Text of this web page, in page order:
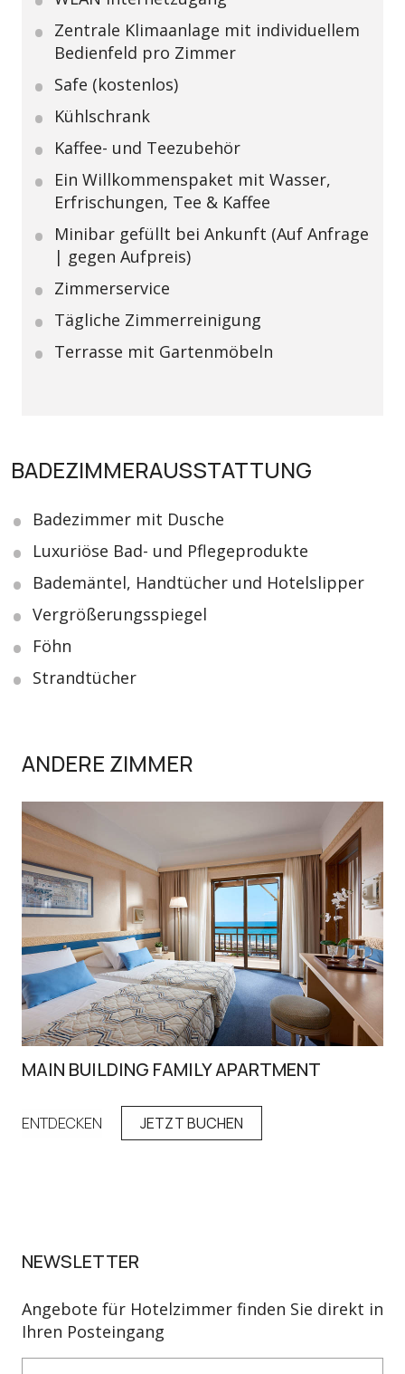
Zentrale Klimaanlage mit individuellem
Bedienfeld pro Zimmer
Safe (kostenlos)
Kühlschrank
Kaffee- und Teezubehör
Ein Willkommenspaket mit Wasser,
Erfrischungen, Tee & Kaffee
Minibar gefüllt bei Ankunft (Auf Anfrage
| gegen Aufpreis)
Zimmerservice
Tägliche Zimmerreinigung
Terrasse mit Gartenmöbeln
BADEZIMMERAUSSTATTUNG
Badezimmer mit Dusche
Luxuriöse Bad- und Pflegeprodukte
Bademäntel, Handtücher und Hotelslipper
Vergrößerungsspiegel
Föhn
Strandtücher
ANDERE ZIMMER
MAIN BUILDING FAMILY APARTMENT
ENTDECKEN JETZT BUCHEN
NEWSLETTER
Angebote für Hotelzimmer finden Sie direkt in
Ihren Posteingang